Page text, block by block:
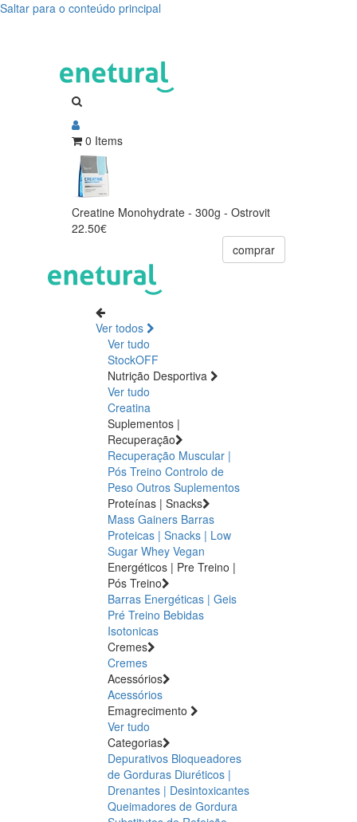
Saltar para o conteúdo principal
0 Items
Creatine Monohydrate - 300g - Ostrovit
22.50€
comprar
Ver todos
Ver tudo
StockOFF
Nutrição Desportiva
Ver tudo
Creatina
Suplementos |
Recuperação
Recuperação Muscular |
Pós Treino Controlo de
Peso Outros Suplementos
Proteínas | Snacks
Mass Gainers Barras
Proteicas | Snacks | Low
Sugar Whey Vegan
Energéticos | Pre Treino |
Pós Treino
Barras Energéticas | Geis
Pré Treino Bebidas
Isotonicas
Cremes
Cremes
Acessórios
Acessórios
Emagrecimento
Ver tudo
Categorias
Depurativos Bloqueadores
de Gorduras Diuréticos |
Drenantes | Desintoxicantes
Queimadores de Gordura